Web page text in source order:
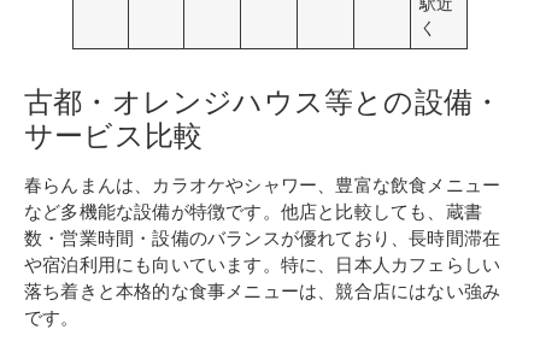
駅近
く
古都・オレンジハウス等との設備・
サービス比較
春らんまんは、カラオケやシャワー、豊富な飲食メニュー
など多機能な設備が特徴です。他店と比較しても、蔵書
数・営業時間・設備のバランスが優れており、長時間滞在
や宿泊利用にも向いています。特に、日本人カフェらしい
落ち着きと本格的な食事メニューは、競合店にはない強み
です。